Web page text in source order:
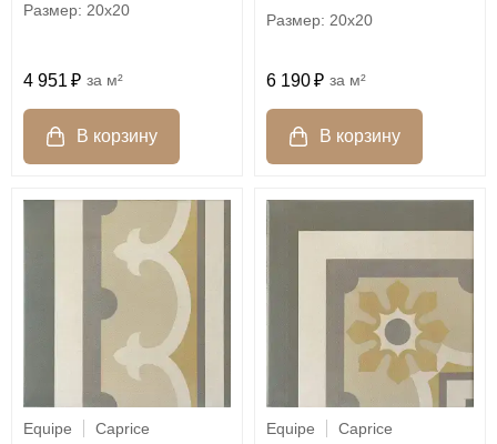
20x20
4 951 м²
20x20
6 190 м²
Equipe Caprice Equipe Caprice